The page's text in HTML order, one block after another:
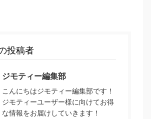
投稿者
ジモティー編集部
こんにちはジモティー編集部です！
ジモティーユーザー様に向けてお得
な情報をお届けしていきます！